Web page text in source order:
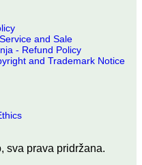
and Sale
- Refund Policy
and Trademark Notice
, sva prava pridržana.